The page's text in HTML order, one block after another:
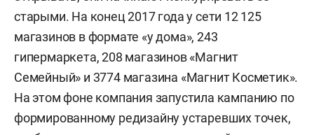
старыми. На конец 2017 года у сети 12 125
магазинов в формате «у дома», 243
гипермаркета, 208 магазинов «Магнит
Семейный» и 3774 магазина «Магнит Косметик».
На этом фоне компания запустила кампанию по
формированному редизайну устаревших точек,